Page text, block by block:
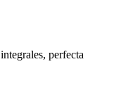
perfecta